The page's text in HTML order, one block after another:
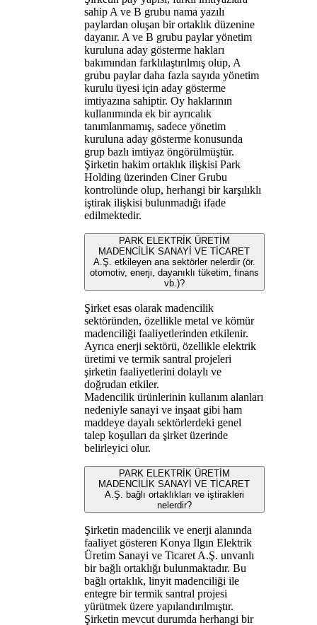
sahip A ve B grubu nama yazılı
paylardan oluşan bir ortaklık düzenine
dayanır. A ve B grubu paylar yönetim
kuruluna aday gösterme hakları
bakımından farklılaştırılmış olup, A
grubu paylar daha fazla sayıda yönetim
kurulu üyesi için aday gösterme
imtiyazına sahiptir. Oy haklarının
kullanımında ek bir ayrıcalık
tanımlanmamış, sadece yönetim
kuruluna aday gösterme konusunda
grup bazlı imtiyaz öngörülmüştür.
Şirketin hakim ortaklık ilişkisi Park
Holding üzerinden Ciner Grubu
kontrolünde olup, herhangi bir karşılıklı
iştirak ilişkisi bulunmadığı ifade
edilmektedir.
PARK ELEKTRİK ÜRETİM
MADENCİLİK SANAYİ VE TİCARET
A.Ş. etkileyen ana sektörler nelerdir (ör.
otomotiv, enerji, dayanıklı tüketim, finans
vb.)?
Şirket esas olarak madencilik
sektöründen, özellikle metal ve kömür
madenciliği faaliyetlerinden etkilenir.
Ayrıca enerji sektörü, özellikle elektrik
üretimi ve termik santral projeleri
şirketin faaliyetlerini dolaylı ve
doğrudan etkiler.
Madencilik ürünlerinin kullanım alanları
nedeniyle sanayi ve inşaat gibi ham
maddeye dayalı sektörlerdeki genel
talep koşulları da şirket üzerinde
belirleyici olur.
PARK ELEKTRİK ÜRETİM
MADENCİLİK SANAYİ VE TİCARET
A.Ş. bağlı ortaklıkları ve iştirakleri
nelerdir?
Şirketin madencilik ve enerji alanında
faaliyet gösteren Konya Ilgın Elektrik
Üretim Sanayi ve Ticaret A.Ş. unvanlı
bir bağlı ortaklığı bulunmaktadır. Bu
bağlı ortaklık, linyit madenciliği ile
entegre bir termik santral projesi
yürütmek üzere yapılandırılmıştır.
Şirketin mevcut durumda herhangi bir